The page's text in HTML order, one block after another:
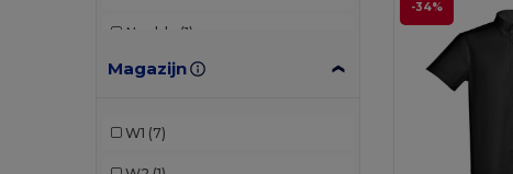
Neoblu (1)
Tee Jays (2)
Magazijn
W1 (7)
-34%